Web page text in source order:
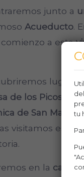
junto a
Acueducto.
a esta
de los Picos , la
de San Martín.
visitamos este
en la
tu